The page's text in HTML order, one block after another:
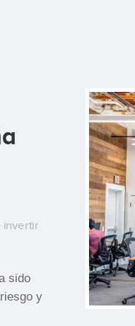
invertir
sido
y